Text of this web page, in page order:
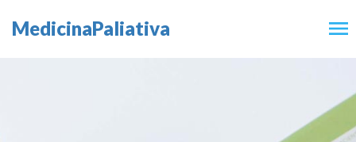
MedicinaPaliativa